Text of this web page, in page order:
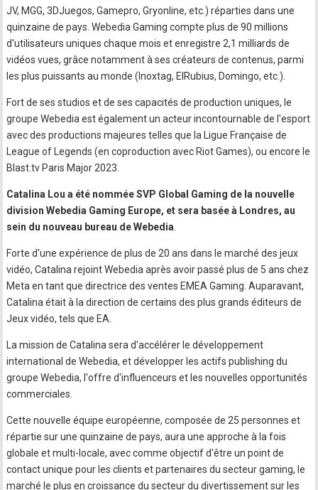
JV, MGG, 3DJuegos, Gamepro, Gryonline, etc.) réparties dans une
quinzaine de pays. Webedia Gaming compte plus de 90 millions
d'utilisateurs uniques chaque mois et enregistre 2,1 milliards de
vidéos vues, grâce notamment à ses créateurs de contenus, parmi
les plus puissants au monde (Inoxtag, ElRubius, Domingo, etc.).
Fort de ses studios et de ses capacités de production uniques, le
groupe Webedia est également un acteur incontournable de l'esport
avec des productions majeures telles que la Ligue Française de
League of Legends (en coproduction avec Riot Games), ou encore le
Blast.tv Paris Major 2023.
Catalina Lou a été nommée SVP Global Gaming de la nouvelle
division Webedia Gaming Europe, et sera basée à Londres, au
sein du nouveau bureau de Webedia
Forte d'une expérience de plus de 20 ans dans le marché des jeux
vidéo, Catalina rejoint Webedia après avoir passé plus de 5 ans chez
Meta en tant que directrice des ventes EMEA Gaming. Auparavant,
Catalina était à la direction de certains des plus grands éditeurs de
Jeux vidéo, tels que EA.
La mission de Catalina sera d'accélérer le développement
international de Webedia, et développer les actifs publishing du
groupe Webedia, l'offre d'influenceurs et les nouvelles opportunités
commerciales.
Cette nouvelle équipe européenne, composée de 25 personnes et
répartie sur une quinzaine de pays, aura une approche à la fois
globale et multi-locale, avec comme objectif d'être un point de
contact unique pour les clients et partenaires du secteur gaming, le
marché le plus en croissance du secteur du divertissement sur les